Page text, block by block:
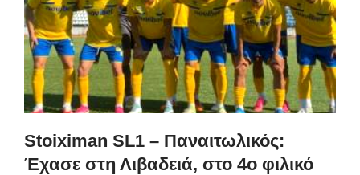
Stoiximan SL1 – Παναιτωλικός:
Έχασε στη Λιβαδειά, στο 4ο φιλικό